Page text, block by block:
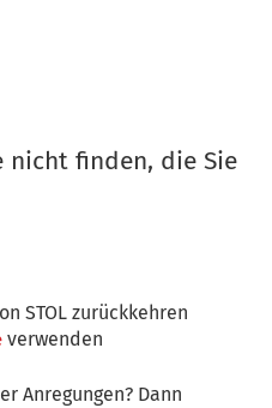
nicht finden, die Sie
STOL zurückkehren
verwenden
Anregungen? Dann